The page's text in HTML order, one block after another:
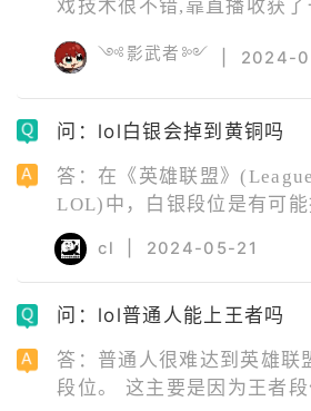
戏技术很不错,靠直播收获
力队伍赢得胜利。
༺影武者༻ 2024-
问：lol白银会掉到黄铜吗
答：在《英雄联盟》
LOL)中，白银段位是有可
根据游戏机制，翡翠及以下
星来上分的，需要5局3胜
不足，就可能会掉段。白银
现不佳，输多赢少，就可能
可以用来保段，但需要积累
cl 2024-05-21
问：lol普通人能上王者吗
答：普通人很难达到英雄联
段位。 这主要是因为王者